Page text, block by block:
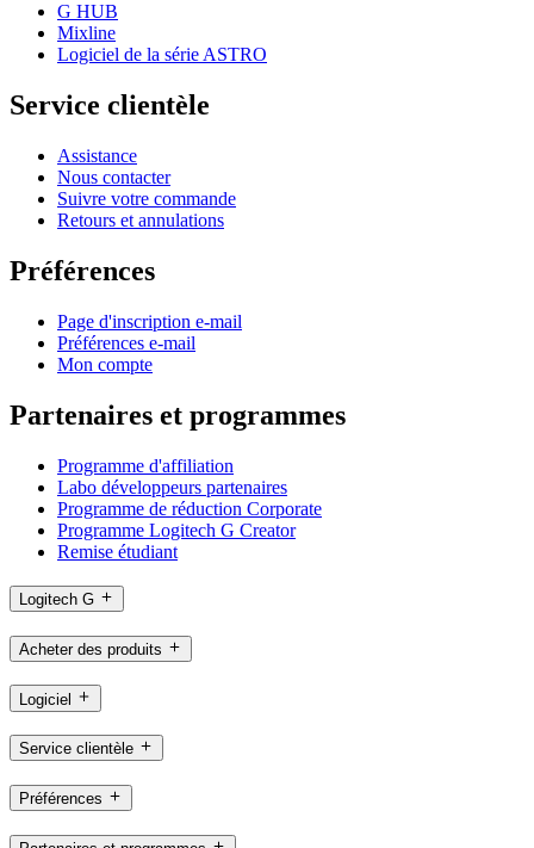
G HUB
Mixline
Logiciel de la série ASTRO
Service clientèle
Assistance
Nous contacter
Suivre votre commande
Retours et annulations
Préférences
Page d'inscription e-mail
Préférences e-mail
Mon compte
Partenaires et programmes
Programme d'affiliation
Labo développeurs partenaires
Programme de réduction Corporate
Programme Logitech G Creator
Remise étudiant
Logitech G
Acheter des produits
Logiciel
Service clientèle
Préférences